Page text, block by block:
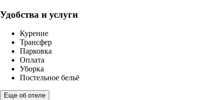
Удобства и услуги
Курение
Трансфер
Парковка
Оплата
Уборка
Постельное бельё
Еще об отеле